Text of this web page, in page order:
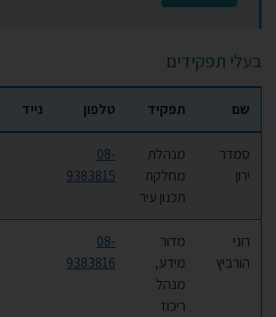
בעלי תפקידים
שם תפקיד טלפון נייד
סמדר
ירון
מנהלת
מחלקת
תכנון עיר
08-
9383815
רוני
הורביץ
מדור
מידע,
מנהל
ריכוז
08-
9383816